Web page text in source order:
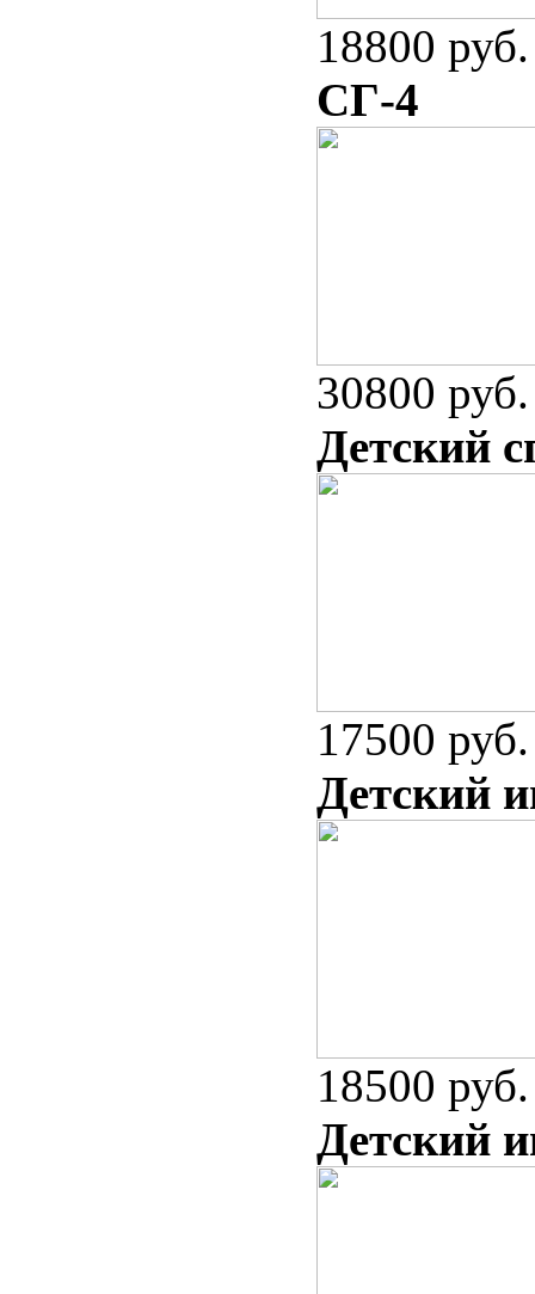
18800 руб.
СГ-4
30800 руб.
Детский
17500 руб.
Детский
18500 руб.
Детский